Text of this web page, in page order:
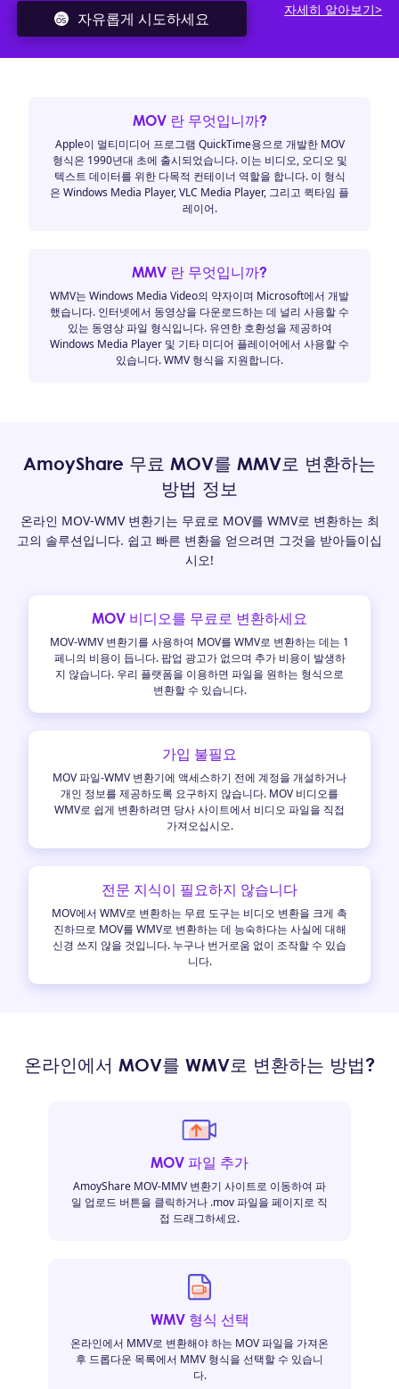
자유롭게 시도하세요
자세히 알아보기>
MOV 란 무엇입니까?
Apple이 멀티미디어 프로그램 QuickTime용으로 개발한 MOV
형식은 1990년대 초에 출시되었습니다. 이는 비디오, 오디오 및
텍스트 데이터를 위한 다목적 컨테이너 역할을 합니다. 이 형식
은 Windows Media Player, VLC Media Player, 그리고 퀵타임 플
레이어.
MMV 란 무엇입니까?
WMV는 Windows Media Video의 약자이며 Microsoft에서 개발
했습니다. 인터넷에서 동영상을 다운로드하는 데 널리 사용할 수
있는 동영상 파일 형식입니다. 유연한 호환성을 제공하여
Windows Media Player 및 기타 미디어 플레이어에서 사용할 수
있습니다. WMV 형식을 지원합니다.
AmoyShare 무료 MOV를 MMV로 변환하는
방법 정보
온라인 MOV-WMV 변환기는 무료로 MOV를 WMV로 변환하는 최
고의 솔루션입니다. 쉽고 빠른 변환을 얻으려면 그것을 받아들이십
시오!
MOV 비디오를 무료로 변환하세요
MOV-WMV 변환기를 사용하여 MOV를 WMV로 변환하는 데는 1
페니의 비용이 듭니다. 팝업 광고가 없으며 추가 비용이 발생하
지 않습니다. 우리 플랫폼을 이용하면 파일을 원하는 형식으로
변환할 수 있습니다.
가입 불필요
MOV 파일-WMV 변환기에 액세스하기 전에 계정을 개설하거나
개인 정보를 제공하도록 요구하지 않습니다. MOV 비디오를
WMV로 쉽게 변환하려면 당사 사이트에서 비디오 파일을 직접
가져오십시오.
전문 지식이 필요하지 않습니다
MOV에서 WMV로 변환하는 무료 도구는 비디오 변환을 크게 촉
진하므로 MOV를 WMV로 변환하는 데 능숙하다는 사실에 대해
신경 쓰지 않을 것입니다. 누구나 번거로움 없이 조작할 수 있습
니다.
온라인에서 MOV를 WMV로 변환하는 방법?
MOV 파일 추가
AmoyShare MOV-MMV 변환기 사이트로 이동하여 파
일 업로드 버튼을 클릭하거나 .mov 파일을 페이지로 직
접 드래그하세요.
WMV 형식 선택
온라인에서 MMV로 변환해야 하는 MOV 파일을 가져온
후 드롭다운 목록에서 MMV 형식을 선택할 수 있습니
다.